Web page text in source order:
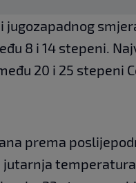
jugozapadnog
8 i 14 stepeni.
20 i 25 stepeni
prema
temperatura